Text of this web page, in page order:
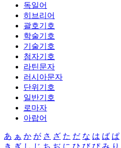
독일어
히브리어
괄호기호
학술기호
기술기호
첨자기호
라틴문자
러시아문자
단위기호
일반기호
로마자
아랍어
あ ぁ か が さ ざ た だ な は ば ぱ